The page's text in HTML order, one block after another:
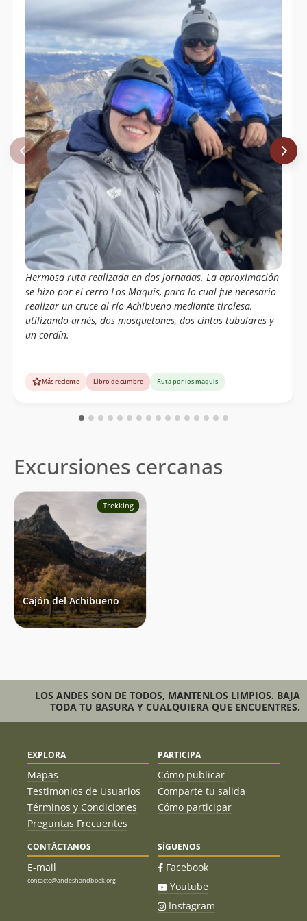
07/01/06
Felipe Montero Jaramillo, Magdalena
Montero, Felipe Montero Brunner,
Carlos Parada, Quelo Parada, Armando
Montero
05/08/03
Marcelo Urrutia, Manuel Méndez,
Daniel Meza, Omar Méndez, Francis
Rocha, Raúl Bustos, Maximiliano Ruiz,
Cristian Parada, Julio Freire, Militares
De Montaña Regimiento Los Ángeles
01/05/03
Ismael Mena Valdés
Carlos Andrés Correa Grez
Juan Spiniak
19/01/95
Claudio Mellado, Pedro Cofre.
04/03/65
Wolfgang Förster
Sergio Kunstmann
Hermosa ruta realizada en dos jornadas. La aproximación
se hizo por el cerro Los Maquis, para lo cual fue necesario
realizar un cruce al río Achibueno mediante tirolesa,
utilizando arnés, dos mosquetones, dos cintas tubulares y
un cordín.
Más reciente Libro de cumbre Ruta por los maquis
Excursiones cercanas
Trekking
Cajón del Achibueno
LOS ANDES SON DE TODOS, MANTENLOS LIMPIOS. BAJA
TODA TU BASURA Y CUALQUIERA QUE ENCUENTRES.
EXPLORA
Mapas
Testimonios de Usuarios
Términos y Condiciones
Preguntas Frecuentes
PARTICIPA
Cómo publicar
Comparte tu salida
Cómo participar
CONTÁCTANOS
E-mail
contacto@andeshandbook.org
SÍGUENOS
Facebook
Youtube
Instagram